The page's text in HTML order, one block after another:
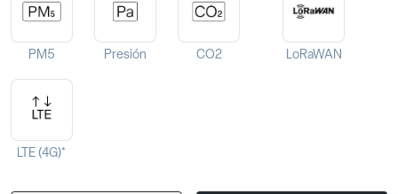
PM5 Presión CO2 LoRaWAN
LTE (4G)*